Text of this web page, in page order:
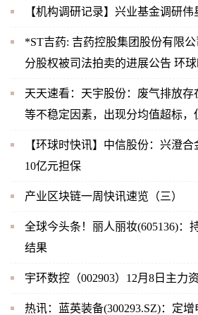
【机构调研记录】兴业基金调研伟
*ST吉药: 吉药控股集团股份有限
分股权被司法拍卖的进展公告 环
天天速看：天宇股份：废气排放
等不稳定因素，出现分均值超标，
【环球时快讯】中信股份：兴澄
10亿元担保
产业区块链一周快讯速览（三）
全球今头条！丽人丽妆(605136)：
结果
宇环数控（002903）12月8日主力
热讯：蓝英装备(300293.SZ)：定